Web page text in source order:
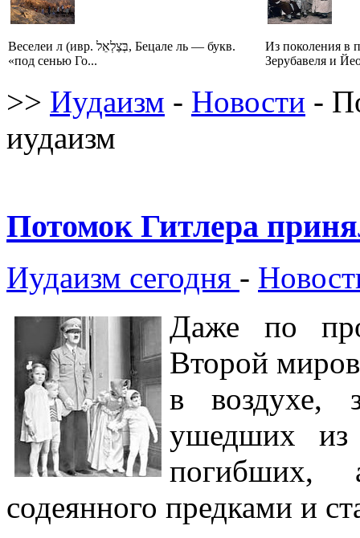
Веселеи л (ивр. בְּצַלְאֵל‎, Бецале ль — букв.
«под сенью Го...
Из поколения в
Зерубавеля и
>> Иудаизм - Новости -
иудаизм
Потомок Гитлера
Иудаизм сегодня -
Даже по
Второй
в воздухе,
ушедших из
погибших,
содеянного предками и